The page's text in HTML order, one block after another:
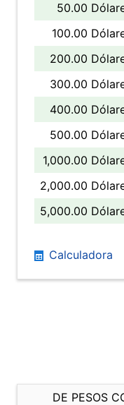
50.00
100.00
200.00
300.00
400.00
500.00
1,000.00
2,000.00
5,000.00
Calculadora
DE PESOS